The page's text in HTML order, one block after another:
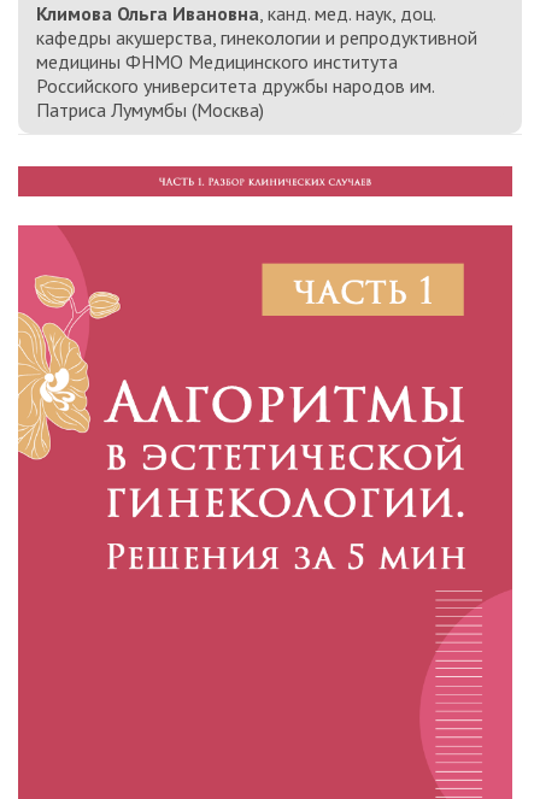
Климова Ольга Ивановна, канд. мед. наук, доц.
кафедры акушерства, гинекологии и репродуктивной
медицины ФНМО Медицинского института
Российского университета дружбы народов им.
Патриса Лумумбы (Москва)